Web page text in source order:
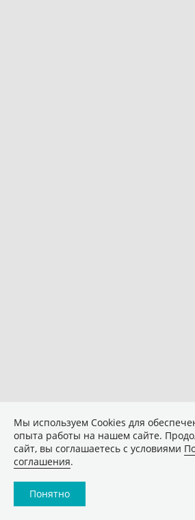
Мы используем Сookies для
опыта работы на нашем сайте.
сайт, вы соглашаетесь с условиями
соглашения.
Понятно